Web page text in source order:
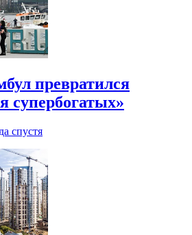
превратился
супербогатых»
спустя